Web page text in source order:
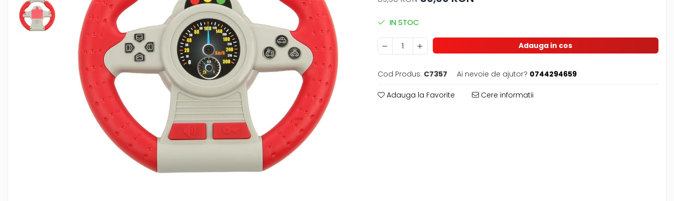
Creioane colorate si carioci
Ghiozdane si genti
Harti de perete si globuri
Manuale si auxiliare scolare
IN STOC
Adauga in cos
Cod Produs: C7357 Ai nevoie de ajutor? 0744294659
Adauga la Favorite Cere informatii